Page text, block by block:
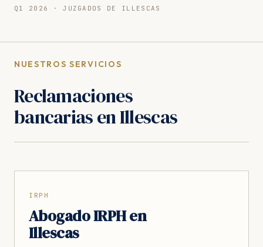
Q1 2026 · JUZGADOS DE ILLESCAS
NUESTROS SERVICIOS
Reclamaciones
bancarias en Illescas
IRPH
Abogado IRPH en
Illescas